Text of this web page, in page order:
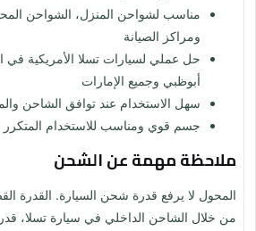
مناسب لشواحن المنزل، الشواحن
ومراكز الصيانة
حل عملي لسيارات تسلا الأمريكية في
أبوظبي وجميع الإمارات
سهل الاستخدام عند توافق الشاحن
جسم قوي ومناسب للاستخدام المتكرر
ملاحظة مهمة عن الشحن
المحول لا يرفع قدرة شحن السيارة. القدرة